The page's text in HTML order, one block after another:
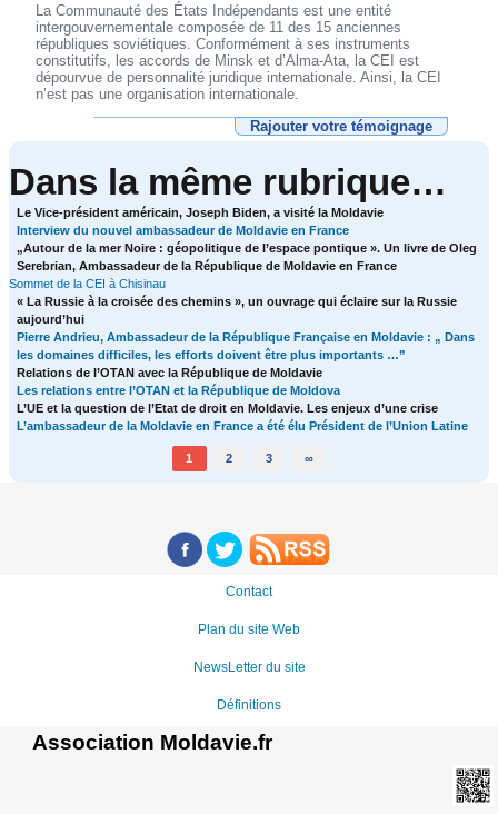
La Communauté des États Indépendants est une entité
intergouvernementale composée de 11 des 15 anciennes
républiques soviétiques. Conformément à ses instruments
constitutifs, les accords de Minsk et d’Alma-Ata, la CEI est
dépourvue de personnalité juridique internationale. Ainsi, la CEI
n’est pas une organisation internationale.
Rajouter votre témoignage
Dans la même rubrique…
Le Vice-président américain, Joseph Biden, a visité la Moldavie
Interview du nouvel ambassadeur de Moldavie en France
„Autour de la mer Noire : géopolitique de l’espace pontique ». Un livre de Oleg
Serebrian, Ambassadeur de la République de Moldavie en France
Sommet de la CEI à Chisinau
« La Russie à la croisée des chemins », un ouvrage qui éclaire sur la Russie
aujourd’hui
Pierre Andrieu, Ambassadeur de la République Française en Moldavie : „ Dans
les domaines difficiles, les efforts doivent être plus importants …”
Relations de l’OTAN avec la République de Moldavie
Les relations entre l’OTAN et la République de Moldova
L’UE et la question de l’Etat de droit en Moldavie. Les enjeux d’une crise
L’ambassadeur de la Moldavie en France a été élu Président de l’Union Latine
1 2 3 ∞
Contact
Plan du site Web
NewsLetter du site
Définitions
Association Moldavie.fr